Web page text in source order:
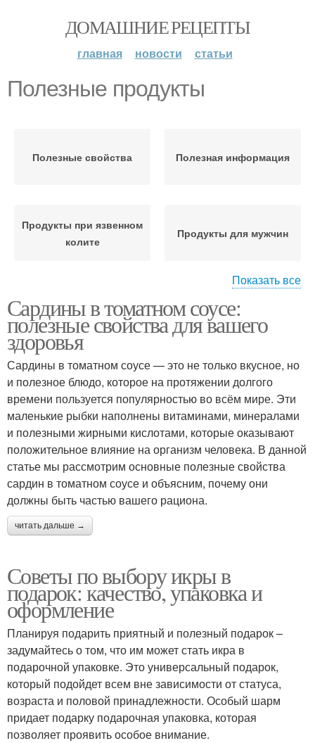
ДОМАШНИЕ РЕЦЕПТЫ
главная новости статьи
Полезные продукты
Полезные свойства Полезная информация
Продукты при язвенном
колите
Продукты для мужчин
поддержания
Полезный овощ
Продукт для мужчин
Продукты для мужского
либидо
Продукты для здоровья Продукты для завтрака
Полезный продукт
Продукты для печени
Показать все
Сардины в томатном соусе:
полезные свойства для вашего
здоровья
Сардины в томатном соусе — это не только вкусное, но
и полезное блюдо, которое на протяжении долгого
времени пользуется популярностью во всём мире. Эти
маленькие рыбки наполнены витаминами, минералами
и полезными жирными кислотами, которые оказывают
положительное влияние на организм человека. В данной
статье мы рассмотрим основные полезные свойства
сардин в томатном соусе и объясним, почему они
должны быть частью вашего рациона.
читать дальше →
Советы по выбору икры в
подарок: качество, упаковка и
оформление
Планируя подарить приятный и полезный подарок –
задумайтесь о том, что им может стать икра в
подарочной упаковке. Это универсальный подарок,
который подойдет всем вне зависимости от статуса,
возраста и половой принадлежности. Особый шарм
придает подарку подарочная упаковка, которая
позволяет проявить особое внимание.